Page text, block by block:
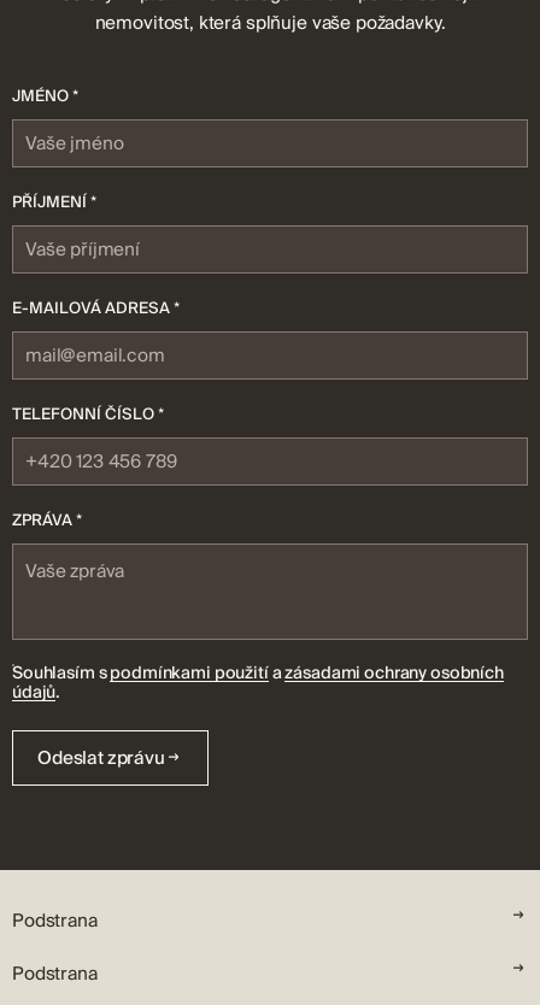
Podstrana
Podstrana
nemovitost, která splňuje vaše požadavky.
JMÉNO *
PŘÍJMENÍ *
E-MAILOVÁ ADRESA *
TELEFONNÍ ČÍSLO *
ZPRÁVA *
Souhlasím spodmínkami použitíazásadami ochrany osobních
údajů.
Odeslat zprávu